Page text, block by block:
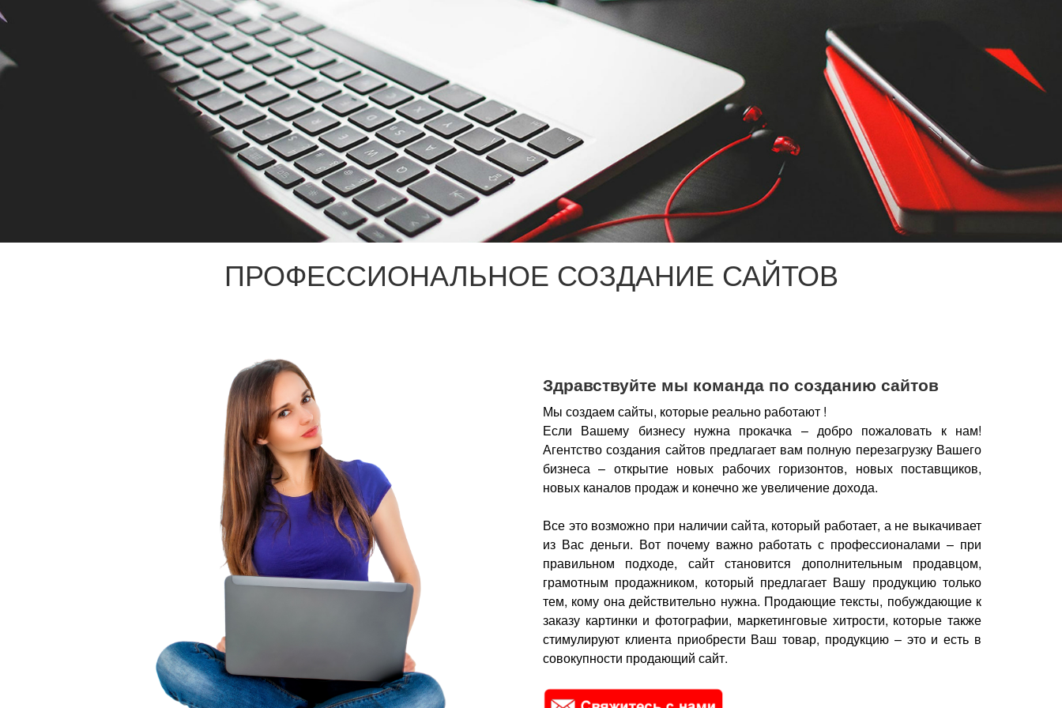
ПРОФЕССИОНАЛЬНОЕ СОЗДАНИЕ САЙТОВ
Здравствуйте мы команда по созданию сайтов
Мы создаем сайты, которые реально работают !
Если Вашему бизнесу нужна прокачка – добро пожаловать к нам!
Агентство создания сайтов предлагает вам полную перезагрузку Вашего
бизнеса – открытие новых рабочих горизонтов, новых поставщиков,
новых каналов продаж и конечно же увеличение дохода.
Все это возможно при наличии сайта, который работает, а не выкачивает
из Вас деньги. Вот почему важно работать с профессионалами – при
правильном подходе, сайт становится дополнительным продавцом,
грамотным продажником, который предлагает Вашу продукцию только
тем, кому она действительно нужна. Продающие тексты, побуждающие к
заказу картинки и фотографии, маркетинговые хитрости, которые также
стимулируют клиента приобрести Ваш товар, продукцию – это и есть в
совокупности продающий сайт.